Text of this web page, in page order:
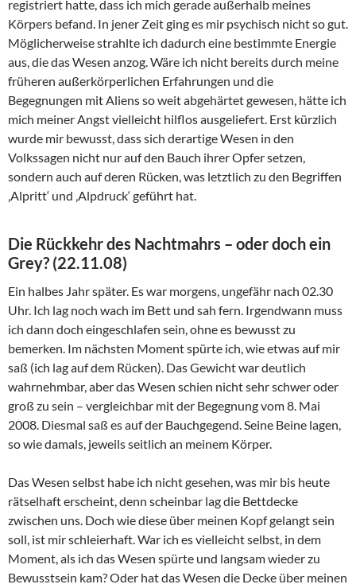
registriert hatte, dass ich mich gerade außerhalb meines
Körpers befand. In jener Zeit ging es mir psychisch nicht so gut.
Möglicherweise strahlte ich dadurch eine bestimmte Energie
aus, die das Wesen anzog. Wäre ich nicht bereits durch meine
früheren außerkörperlichen Erfahrungen und die
Begegnungen mit Aliens so weit abgehärtet gewesen, hätte ich
mich meiner Angst vielleicht hilflos ausgeliefert. Erst kürzlich
wurde mir bewusst, dass sich derartige Wesen in den
Volkssagen nicht nur auf den Bauch ihrer Opfer setzen,
sondern auch auf deren Rücken, was letztlich zu den Begriffen
‚Alpritt‘ und ‚Alpdruck‘ geführt hat.
Die Rückkehr des Nachtmahrs – oder doch ein
Grey? (22.11.08)
Ein halbes Jahr später. Es war morgens, ungefähr nach 02.30
Uhr. Ich lag noch wach im Bett und sah fern. Irgendwann muss
ich dann doch eingeschlafen sein, ohne es bewusst zu
bemerken. Im nächsten Moment spürte ich, wie etwas auf mir
saß (ich lag auf dem Rücken). Das Gewicht war deutlich
wahrnehmbar, aber das Wesen schien nicht sehr schwer oder
groß zu sein – vergleichbar mit der Begegnung vom 8. Mai
2008. Diesmal saß es auf der Bauchgegend. Seine Beine lagen,
so wie damals, jeweils seitlich an meinem Körper.
Das Wesen selbst habe ich nicht gesehen, was mir bis heute
rätselhaft erscheint, denn scheinbar lag die Bettdecke
zwischen uns. Doch wie diese über meinen Kopf gelangt sein
soll, ist mir schleierhaft. War ich es vielleicht selbst, in dem
Moment, als ich das Wesen spürte und langsam wieder zu
Bewusstsein kam? Oder hat das Wesen die Decke über meinen